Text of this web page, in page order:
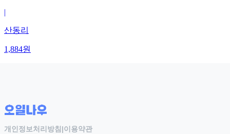
|
산동리
1,884원
개인정보처리방침 |이용약관